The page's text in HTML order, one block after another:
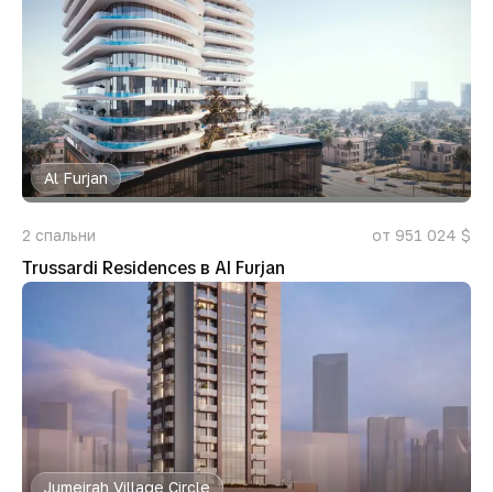
Al Furjan
2 спальни от 951 024 $
Trussardi Residences в Al Furjan
Jumeirah Village Circle